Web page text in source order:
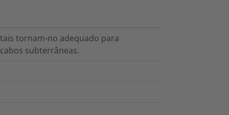
tornam-no adequado para
subterrâneas.